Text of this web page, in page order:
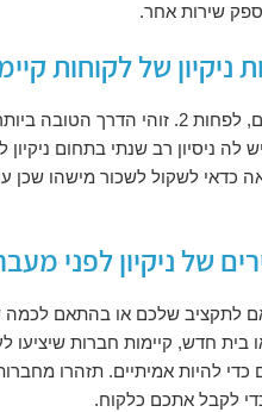
שירות אחר.
של לקוחות
העצה שלנו היא לבקש המלצות מהלקוחות הקודמים שלהם, לפחות 2.
ניסיון רב שנתי בתחום ניקיון
כדאי לשקול לשכור מישהו שכן
של ניקיון לפני
לתקציב שלכם או בהתאם לכמה
בית חדש, קיימות חברות שיציעו
להיות אמיתיים. תזהרו
לקבל אתכם כלקוח.